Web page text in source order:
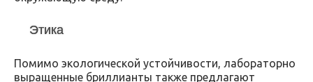
Этика
Помимо экологической устойчивости, лабораторно
выращенные бриллианты также предлагают